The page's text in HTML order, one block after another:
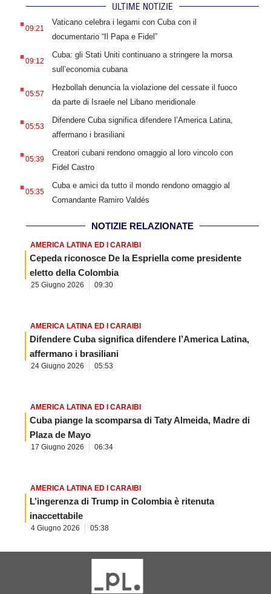
ULTIME NOTIZIE
.09:21
Vaticano celebra i legami con Cuba con il
documentario “Il Papa e Fidel”
.09:12
Cuba: gli Stati Uniti continuano a stringere la morsa
sull’economia cubana
.05:57
Hezbollah denuncia la violazione del cessate il fuoco
da parte di Israele nel Libano meridionale
.05:53
Difendere Cuba significa difendere l’America Latina,
affermano i brasiliani
.05:39
Creatori cubani rendono omaggio al loro vincolo con
Fidel Castro
.05:35
Cuba e amici da tutto il mondo rendono omaggio al
Comandante Ramiro Valdés
NOTIZIE RELAZIONATE
AMERICA LATINA ED I CARAIBI
Cepeda riconosce De la Espriella come presidente
eletto della Colombia
25 Giugno 2026 09:30
AMERICA LATINA ED I CARAIBI
Difendere Cuba significa difendere l’America Latina,
affermano i brasiliani
24 Giugno 2026 05:53
AMERICA LATINA ED I CARAIBI
Cuba piange la scomparsa di Taty Almeida, Madre di
Plaza de Mayo
17 Giugno 2026 06:34
AMERICA LATINA ED I CARAIBI
L’ingerenza di Trump in Colombia è ritenuta
inaccettabile
4 Giugno 2026 05:38